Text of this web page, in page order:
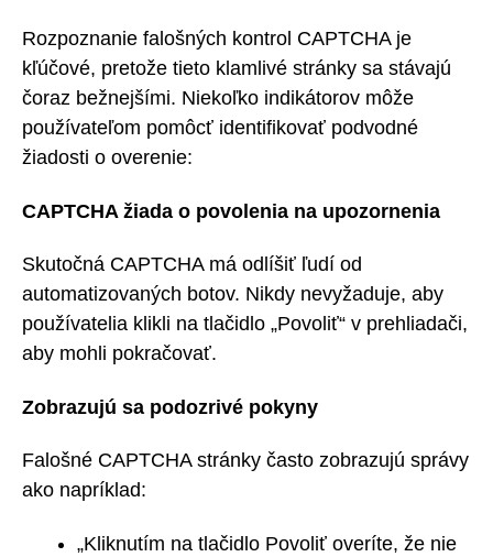
Rozpoznanie falošných kontrol CAPTCHA je
kľúčové, pretože tieto klamlivé stránky sa stávajú
čoraz bežnejšími. Niekoľko indikátorov môže
používateľom pomôcť identifikovať podvodné
žiadosti o overenie:
CAPTCHA žiada o povolenia na upozornenia
Skutočná CAPTCHA má odlíšiť ľudí od
automatizovaných botov. Nikdy nevyžaduje, aby
používatelia klikli na tlačidlo „Povoliť“ v prehliadači,
aby mohli pokračovať.
Zobrazujú sa podozrivé pokyny
Falošné CAPTCHA stránky často zobrazujú správy
ako napríklad:
„Kliknutím na tlačidlo Povoliť overíte, že nie